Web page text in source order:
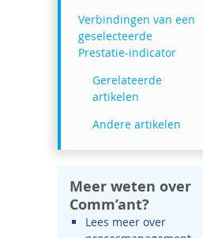
Verbindingen van een
geselecteerde
Prestatie-indicator
Gerelateerde
artikelen
Andere artikelen
Meer weten over
Comm’ant?
Lees meer over